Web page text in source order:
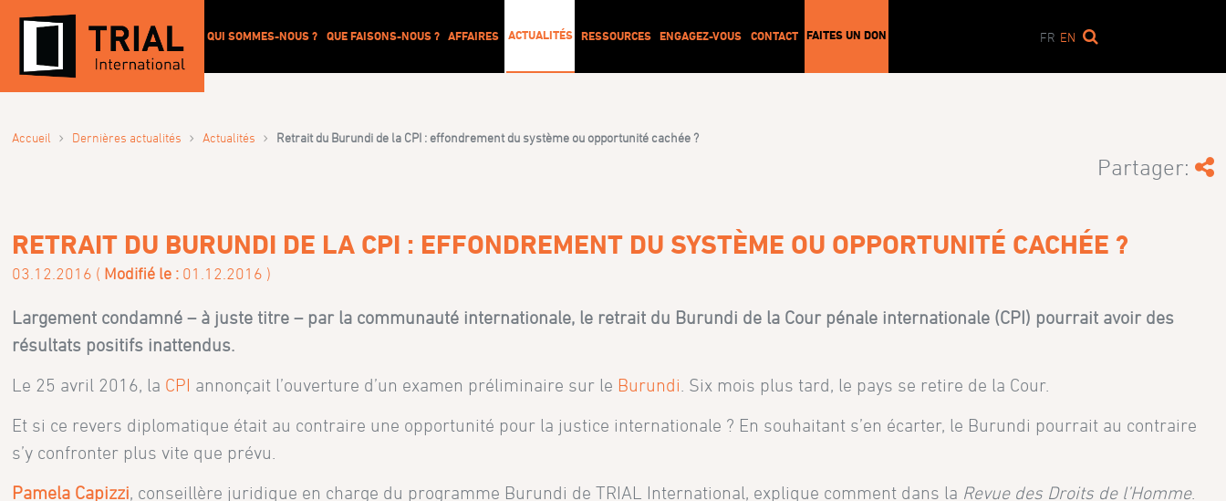
QUI SOMMES-NOUS ? QUE FAISONS-NOUS ? AFFAIRES ACTUALITÉS RESSOURCES ENGAGEZ-VOUS CONTACT FAITES UN DON FR EN
Accueil › Dernières actualités › Actualités › Retrait du Burundi de la CPI : effondrement du système ou opportunité cachée ?
Partager:
RETRAIT DU BURUNDI DE LA CPI : EFFONDREMENT DU SYSTÈME OU OPPORTUNITÉ CACHÉE ?
03.12.2016 ( Modifié le : 01.12.2016 )
Largement condamné – à juste titre – par la communauté internationale, le retrait du Burundi de la Cour pénale internationale (CPI) pourrait avoir des
résultats positifs inattendus.
Le 25 avril 2016, la CPI annonçait l’ouverture d’un examen préliminaire sur le Burundi . Six mois plus tard, le pays se retire de la Cour.
Et si ce revers diplomatique était au contraire une opportunité pour la justice internationale ? En souhaitant s’en écarter, le Burundi pourrait au contraire
s’y confronter plus vite que prévu.
Pamela Capizzi, conseillère juridique en charge du programme Burundi de TRIAL International, explique comment dans la Revue des Droits de l’Homme.